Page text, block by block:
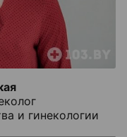
и гинекологии